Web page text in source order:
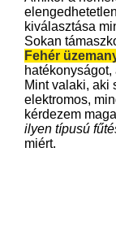
kiválasztása
Sokan
Fehér
Mint valaki, aki
elektromos,
kérdezem
ilyen típusú
miért.